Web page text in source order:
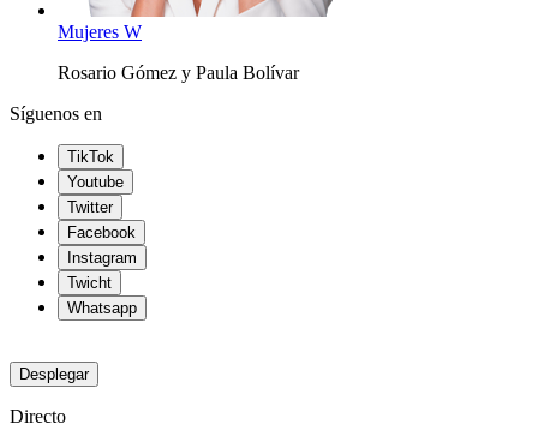
Mujeres W
Rosario Gómez y Paula Bolívar
Síguenos en
TikTok
Youtube
Twitter
Facebook
Instagram
Twicht
Whatsapp
Desplegar
Directo